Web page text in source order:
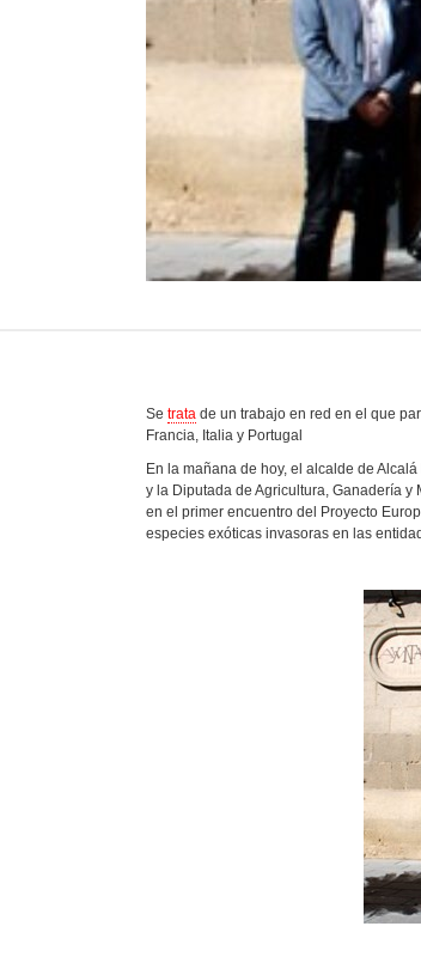
Se trata de un trabajo en red en el que
Francia, Italia y Portugal
En la mañana de hoy, el alcalde de
y la Diputada de Agricultura, Ganadería y
en el primer encuentro del Proyecto
especies exóticas invasoras en las